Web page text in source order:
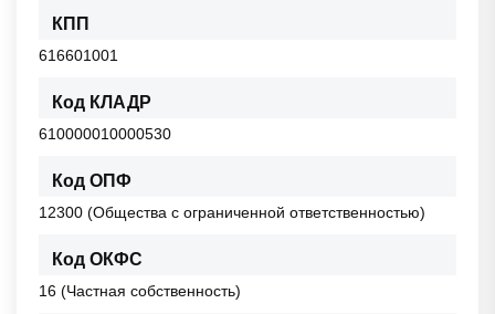
КПП
616601001
Код КЛАДР
610000010000530
Код ОПФ
12300 (Общества с ограниченной ответственностью)
Код ОКФС
16 (Частная собственность)